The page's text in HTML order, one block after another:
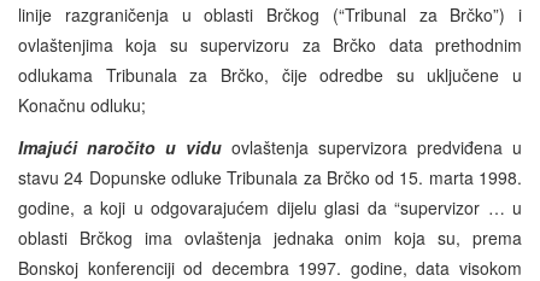
linije razgraničenja u oblasti Brčkog (“Tribunal za Brčko”) i
ovlaštenjima koja su supervizoru za Brčko data prethodnim
odlukama Tribunala za Brčko, čije odredbe su uključene u
Konačnu odluku;
Imajući naročito u vidu ovlaštenja supervizora predviđena u
stavu 24 Dopunske odluke Tribunala za Brčko od 15. marta 1998.
godine, a koji u odgovarajućem dijelu glasi da “supervizor … u
oblasti Brčkog ima ovlaštenja jednaka onim koja su, prema
Bonskoj konferenciji od decembra 1997. godine, data visokom